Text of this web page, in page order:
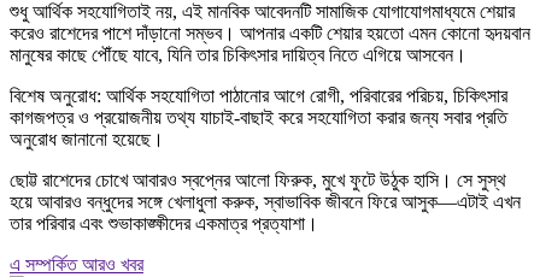
শুধু আর্থিক সহযোগিতাই নয়, এই মানবিক আবেদনটি সামাজিক যোগাযোগমাধ্যমে শেয়ার
করেও রাশেদের পাশে দাঁড়ানো সম্ভব। আপনার একটি শেয়ার হয়তো এমন কোনো হৃদয়বান
মানুষের কাছে পৌঁছে যাবে, যিনি তার চিকিৎসার দায়িত্ব নিতে এগিয়ে আসবেন।
বিশেষ অনুরোধ: আর্থিক সহযোগিতা পাঠানোর আগে রোগী, পরিবারের পরিচয়, চিকিৎসার
কাগজপত্র ও প্রয়োজনীয় তথ্য যাচাই-বাছাই করে সহযোগিতা করার জন্য সবার প্রতি
অনুরোধ জানানো হয়েছে।
ছোট্ট রাশেদের চোখে আবারও স্বপ্নের আলো ফিরুক, মুখে ফুটে উঠুক হাসি। সে সুস্থ
হয়ে আবারও বন্ধুদের সঙ্গে খেলাধুলা করুক, স্বাভাবিক জীবনে ফিরে আসুক—এটাই এখন
তার পরিবার এবং শুভাকাঙ্ক্ষীদের একমাত্র প্রত্যাশা।
এ সম্পর্কিত আরও খবর